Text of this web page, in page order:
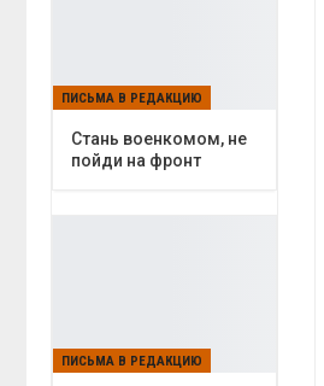
ПИСЬМА В РЕДАКЦИЮ
Cтань военкомом, не
пойди на фронт
ПИСЬМА В РЕДАКЦИЮ